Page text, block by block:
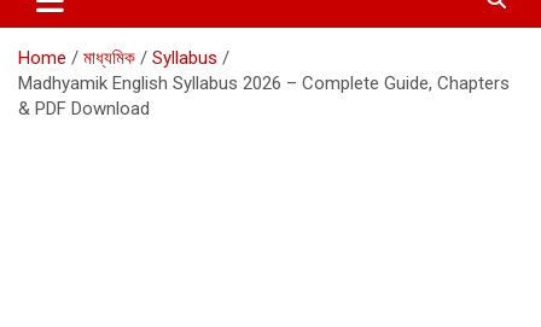
Home মাধ্যমিক
Syllabus
Madhyamik English Syllabus 2026 – Complete Guide, Chapters
& PDF Download